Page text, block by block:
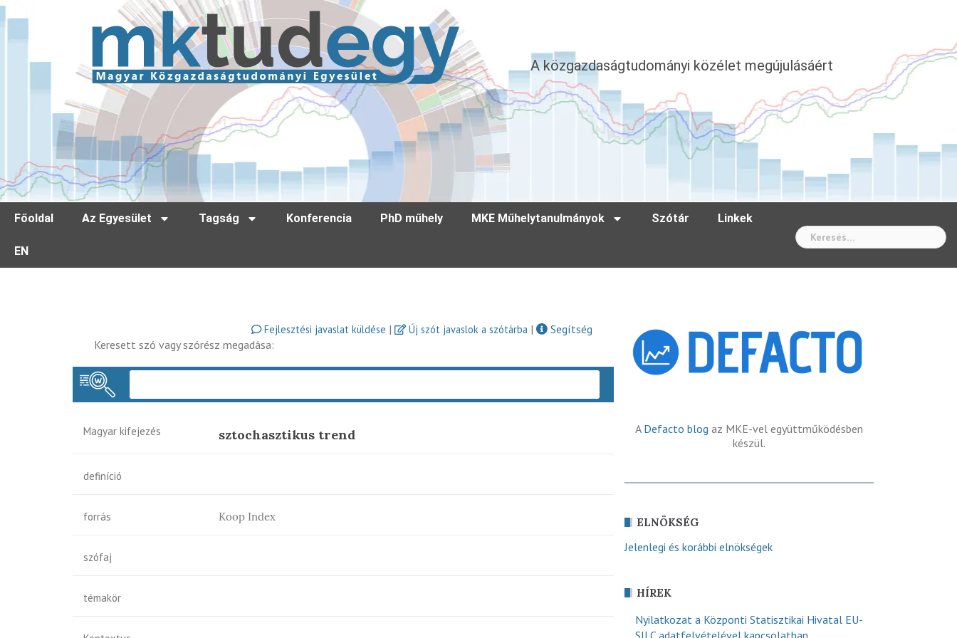
A közgazdaságtudományi közélet megújulásáért
Főoldal Az Egyesület Tagság Konferencia PhD műhely MKE Műhelytanulmányok Szótár Linkek
EN
Fejlesztési javaslat küldése | Új szót javaslok a szótárba |
Segítség
Keresett szó vagy szórész megadása:
Magyar kifejezés sztochasztikus trend
definíció
forrás Koop Index
szófaj
témakör
A Defacto blog az MKE-vel együttműködésben
készül.
ELNÖKSÉG
Jelenlegi és korábbi elnökségek
HÍREK
Nyilatkozat a Központi Statisztikai Hivatal EU-
SILC adatfelvételével kapcsolatban